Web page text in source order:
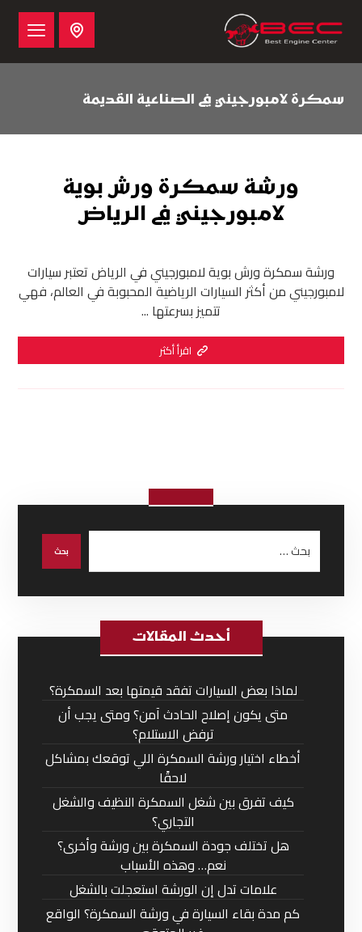
سمكرة لامبورجيني في الصناعية القديمة
ورشة سمكرة ورش بوية
لامبورجيني في الرياض
ورشة سمكرة ورش بوية لامبورجيني في الرياض تعتبر سيارات
لامبورجيني من أكثر السيارات الرياضية المحبوبة في العالم، فهي
تتميز بسرعتها ...
اقرأ أكثر
أحدث المقالات
لماذا بعض السيارات تفقد قيمتها بعد السمكرة؟
متى يكون إصلاح الحادث آمن؟ ومتى يجب أن
ترفض الاستلام؟
أخطاء اختيار ورشة السمكرة اللي توقعك بمشاكل
لاحقًا
كيف تفرق بين شغل السمكرة النظيف والشغل
التجاري؟
هل تختلف جودة السمكرة بين ورشة وأخرى؟
نعم… وهذه الأسباب
علامات تدل إن الورشة استعجلت بالشغل
كم مدة بقاء السيارة في ورشة السمكرة؟ الواقع